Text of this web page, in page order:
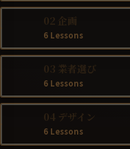
02 企画
6 Lessons
03 業者選び
6 Lessons
04 デザイン
6 Lessons